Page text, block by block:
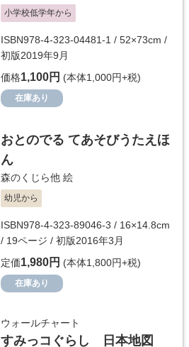
小学校低学年から
ISBN978-4-323-04481-1 / 52×73cm /
初版2019年9月
価格1,100円 (本体1,000円+税)
在庫あり
おとのでる てあそびうたえほ
ん
森のくじら他 絵
幼児から
ISBN978-4-323-89046-3 / 16×14.8cm
/ 19ページ / 初版2016年3月
定価1,980円 (本体1,800円+税)
在庫あり
ウォールチャート
すみっコぐらし 日本地図